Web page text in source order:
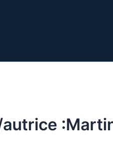
autrice